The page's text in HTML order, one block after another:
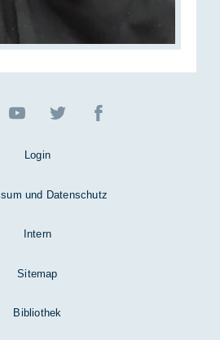
Login
und Datenschutz
Intern
Sitemap
Bibliothek